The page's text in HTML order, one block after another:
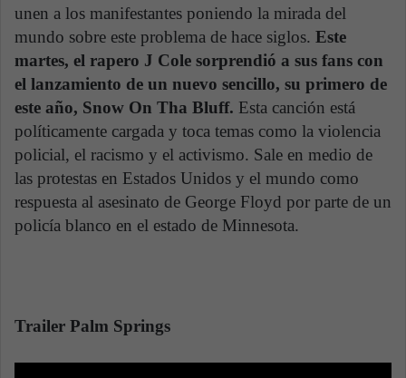
unen a los manifestantes poniendo la mirada del
mundo sobre este problema de hace siglos. Este
martes, el rapero J Cole sorprendió a sus fans con
el lanzamiento de un nuevo sencillo, su primero de
este año, Snow On Tha Bluff. Esta canción está
políticamente cargada y toca temas como la violencia
policial, el racismo y el activismo. Sale en medio de
las protestas en Estados Unidos y el mundo como
respuesta al asesinato de George Floyd por parte de un
policía blanco en el estado de Minnesota.
Trailer Palm Springs